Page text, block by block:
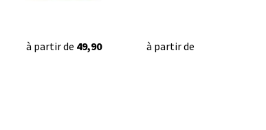
à partir de 49,90 à partir de